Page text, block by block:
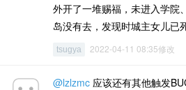
外开了一堆赐福，未进入学院
岛没有去，发现时城主女儿已
tsugya 2022-04-11 08:35修改
@lzlzmc 应该还有其他触发